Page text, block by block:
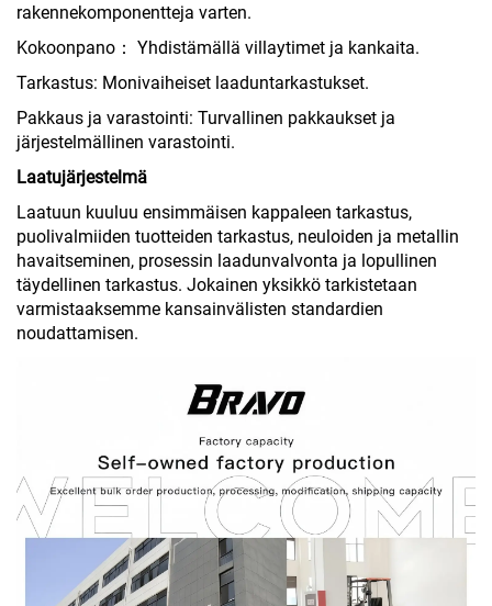
rakennekomponentteja varten.
Kokoonpano： Yhdistämällä villaytimet ja kankaita.
Tarkastus: Monivaiheiset laaduntarkastukset.
Pakkaus ja varastointi: Turvallinen pakkaukset ja
järjestelmällinen varastointi.
Laatujärjestelmä
Laatuun kuuluu ensimmäisen kappaleen tarkastus,
puolivalmiiden tuotteiden tarkastus, neuloiden ja metallin
havaitseminen, prosessin laadunvalvonta ja lopullinen
täydellinen tarkastus. Jokainen yksikkö tarkistetaan
varmistaaksemme kansainvälisten standardien
noudattamisen.